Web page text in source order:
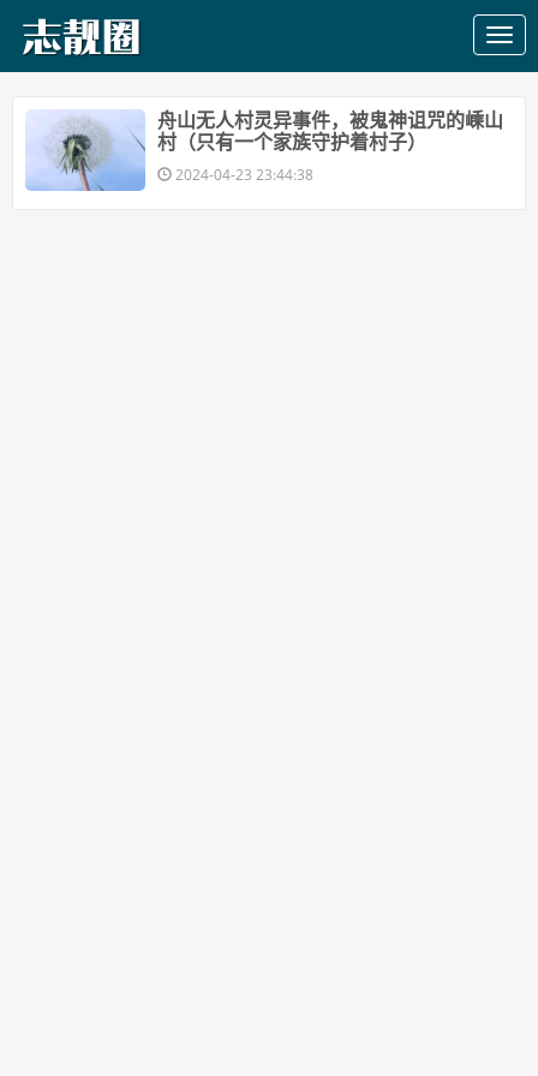
舟山无人村灵异事件，被鬼神诅咒的嵊山
村（只有一个家族守护着村子）
2024-04-23 23:44:38